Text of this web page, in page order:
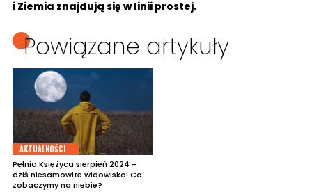
i Ziemia znajdują się w linii prostej.
Powiązane artykuły
AKTUALNOŚCI
Pełnia Księżyca sierpień 2024 –
dziś niesamowite widowisko! Co
zobaczymy na niebie?